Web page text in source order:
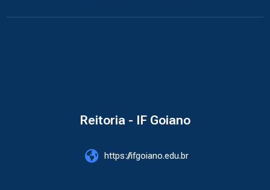
Reitoria - IF Goiano
https://ifgoiano.edu.br